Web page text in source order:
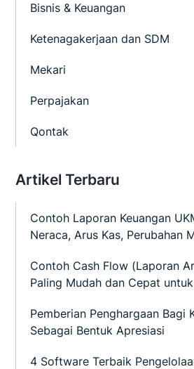
Bisnis & Keuangan
Ketenagakerjaan dan SDM
Mekari
Perpajakan
Qontak
Artikel Terbaru
Contoh Laporan Keuangan
Neraca, Arus Kas, Perubahan
Contoh Cash Flow (Laporan
Paling Mudah dan Cepat
Pemberian Penghargaan Bagi
Sebagai Bentuk Apresiasi
4 Software Terbaik